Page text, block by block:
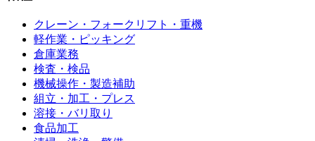
クレーン・フォークリフト・重機
軽作業・ピッキング
倉庫業務
検査・検品
機械操作・製造補助
組立・加工・プレス
溶接・バリ取り
食品加工